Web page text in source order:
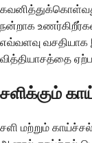
நன்றாக
எவ்வளவு
வித்தியாசத்தை
சளிக்கும்
சளி மற்றும்